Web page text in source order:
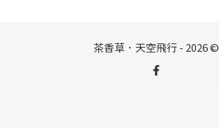
茶香草．天空飛行 - 2026 ©